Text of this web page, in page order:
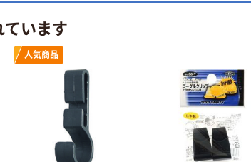
います
人気商品